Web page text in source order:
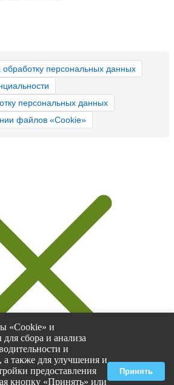
персональных данных
персональных данных
файлов «Cookie»
«Cookie» и
сбора и анализа
и
а также для улучшения и
предоставления
кнопку «Принять» или
Принять